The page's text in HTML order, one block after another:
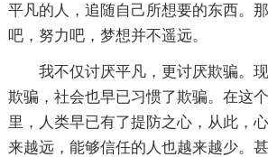
平凡的人，追随自己所想要的东西。
吧，努力吧，梦想并不遥远。
我不仅讨厌平凡，更讨厌欺骗。
欺骗，社会也早已习惯了欺骗。在这
里，人类早已有了提防之心，从此，
来越远，能够信任的人也越来越少。